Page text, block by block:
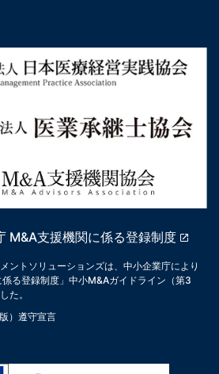
M&A支援機関に係る登録制度
ントソリューションズは、中小企業庁により
る登録制度」中小M&Aガイドライン（第3
た。
）遵守宣言